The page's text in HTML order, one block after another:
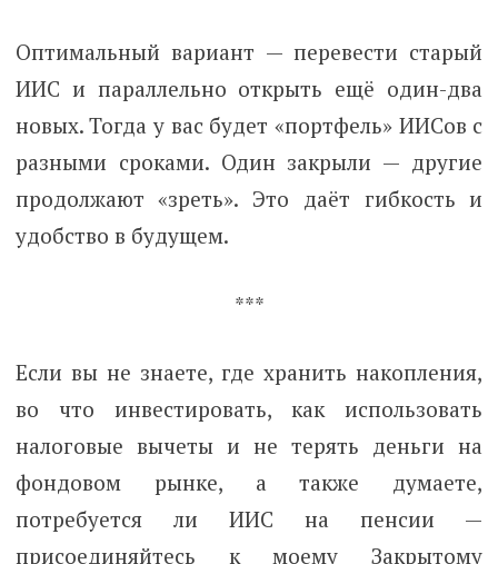
Оптимальный вариант — перевести старый
ИИС и параллельно открыть ещё один-два
новых. Тогда у вас будет «портфель» ИИСов с
разными сроками. Один закрыли — другие
продолжают «зреть». Это даёт гибкость и
удобство в будущем.
***
Если вы не знаете, где хранить накопления,
во что инвестировать, как использовать
налоговые вычеты и не терять деньги на
фондовом рынке, а также думаете,
потребуется ли ИИС на пенсии —
присоединяйтесь к моему Закрытому